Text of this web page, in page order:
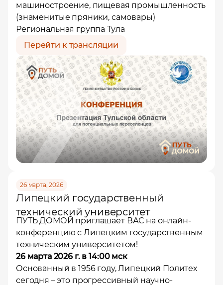
машиностроение, пищевая промышленность
(знаменитые пряники, самовары)
Региональная группа Тула
Перейти к трансляции
26 марта, 2026
Липецкий государственный
технический университет
ПУТЬ ДОМОЙ приглашает ВАС на онлайн-
конференцию с Липецким государственным
техническим университетом!
26 марта 2026 г. в 14:00 мск
Основанный в 1956 году, Липецкий Политех
сегодня – это прогрессивный научно-
в трудоустройстве
заявку и мы подберем вам доступные варианты
в интересующей вас локации
Ваше имя
Профессия